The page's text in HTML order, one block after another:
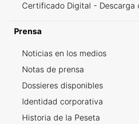
Certificado Digital - Descarga
Prensa
Noticias en los medios
Notas de prensa
Dossieres disponibles
Identidad corporativa
Historia de la Peseta